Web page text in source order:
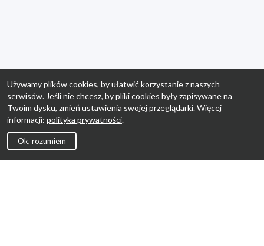
Używamy plików cookies, by ułatwić korzystanie z naszych
serwisów. Jeśli nie chcesz, by pliki cookies były zapisywane na
Twoim dysku, zmień ustawienia swojej przeglądarki. Więcej
informacji: polityka prywatności.
Ok, rozumiem